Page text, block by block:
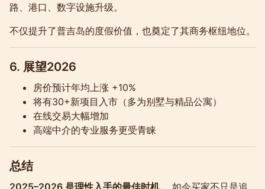
路、港口、数字设施升级。
不仅提升了普吉岛的度假价值，也奠定了其商务枢纽地位。
6. 展望2026
房价预计年均上涨 +10%
将有30+新项目入市（多为别墅与精品公寓）
在线交易大幅增加
高端中介的专业服务更受青睐
总结
2025–2026 是理性入手的最佳时机。 如今买家不只是追